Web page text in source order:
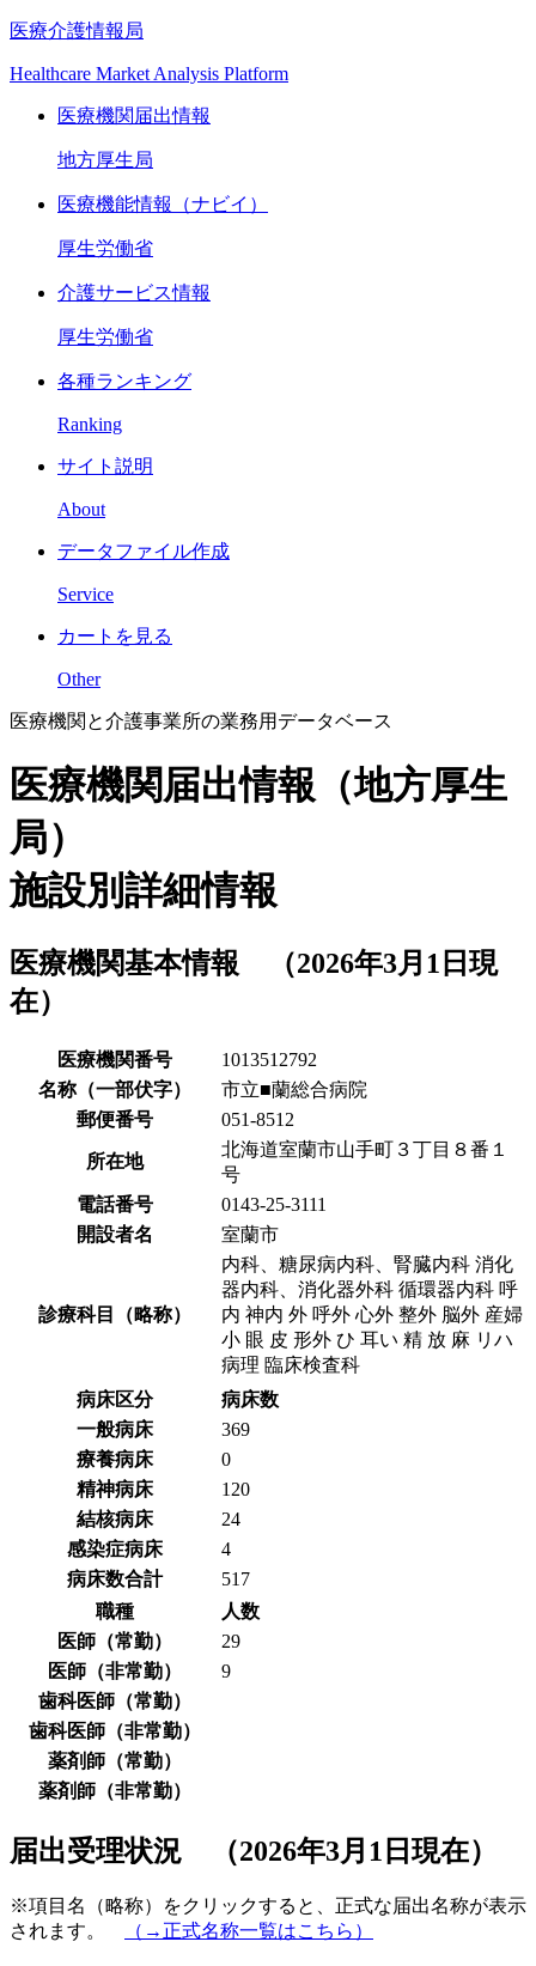
医療介護情報局
Healthcare Market Analysis Platform
医療機関届出情報
地方厚生局
医療機能情報（ナビイ）
厚生労働省
介護サービス情報
厚生労働省
各種ランキング
Ranking
サイト説明
About
データファイル作成
Service
カートを見る
Other
医療機関と介護事業所の業務用データベース
医療機関届出情報（地方厚生
局）
施設別詳細情報
医療機関基本情報 （2026年3月1日現
在）
医療機関番号
1013512792
名称（一部伏字）
市立■蘭総合病院
郵便番号
051-8512
所在地
北海道室蘭市山手町３丁目８番１
号
電話番号
0143-25-3111
開設者名
室蘭市
診療科目（略称）
内科、糖尿病内科、腎臓内科 消化
器内科、消化器外科 循環器内科 呼
内 神内 外 呼外 心外 整外 脳外 産婦
小 眼 皮 形外 ひ 耳い 精 放 麻 リハ
病理 臨床検査科
病床区分
病床数
一般病床
369
療養病床
0
精神病床
120
結核病床
24
感染症病床
4
病床数合計
517
職種
人数
医師（常勤）
29
医師（非常勤）
9
歯科医師（常勤）
歯科医師（非常勤）
薬剤師（常勤）
薬剤師（非常勤）
届出受理状況 （2026年3月1日現在）
※項目名（略称）をクリックすると、正式な届出名称が表示
されます。
（→正式名称一覧はこちら）